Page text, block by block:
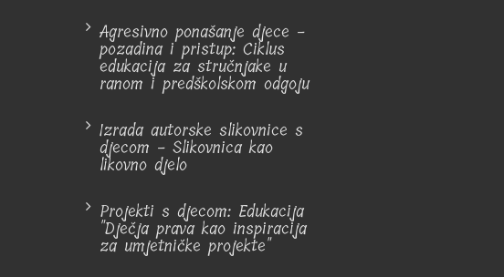
Agresivno ponašanje djece -
pozadina i pristup: Ciklus
edukacija za stručnjake u
ranom i predškolskom odgoju
Izrada autorske slikovnice s
djecom - Slikovnica kao
likovno djelo
Projekti s djecom: Edukacija
"Dječja prava kao inspiracija
za umjetničke projekte"